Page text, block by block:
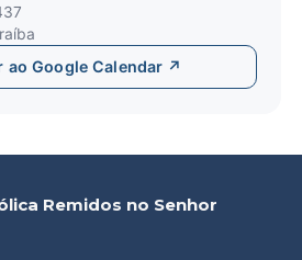
ao Google Calendar ↗
Remidos no Senhor